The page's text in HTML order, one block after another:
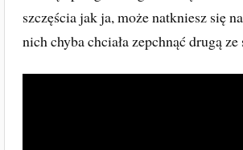
szczęścia jak ja, może natkniesz się
nich chyba chciała zepchnąć drugą ze